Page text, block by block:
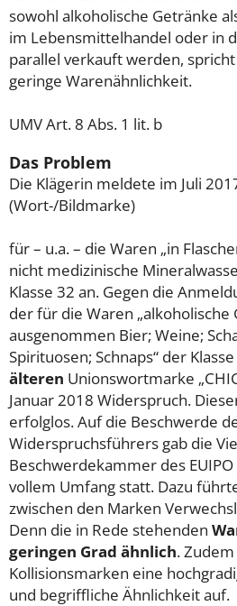
sowohl alkoholische Getränke
im Lebensmittelhandel oder in
parallel verkauft werden,
geringe Warenähnlichkeit.
UMV Art. 8 Abs. 1 lit. b
Das Problem
Die Klägerin meldete im Juli
(Wort-/Bildmarke)
für – u.a. – die Waren „in
nicht medizinische
Klasse 32 an. Gegen die
der für die Waren „alkoholische
ausgenommen Bier; Weine;
Spirituosen; Schnaps“ der
älteren Unionswortmarke
Januar 2018 Widerspruch.
erfolglos. Auf die Beschwerde
Widerspruchsführers gab die
Beschwerdekammer des
vollem Umfang statt. Dazu
zwischen den Marken
Denn die in Rede stehenden
geringen Grad ähnlich.
Kollisionsmarken eine
und begriffliche Ähnlichkeit auf.